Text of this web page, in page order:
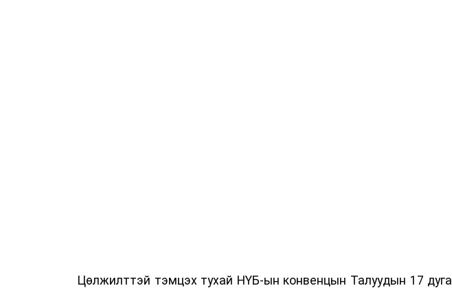
Цөлжилттэй тэмцэх тухай НҮБ-ын конвенцын Талуудын 17